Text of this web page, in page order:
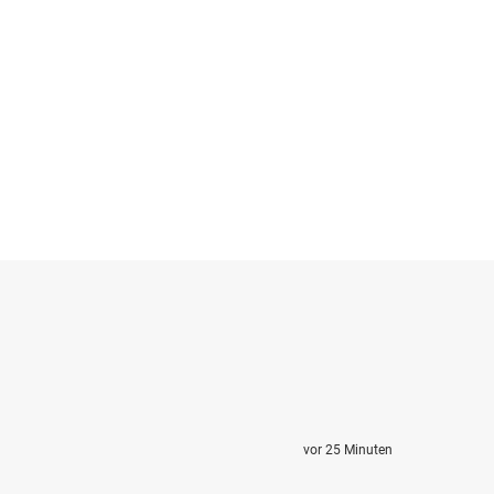
vor 25 Minuten